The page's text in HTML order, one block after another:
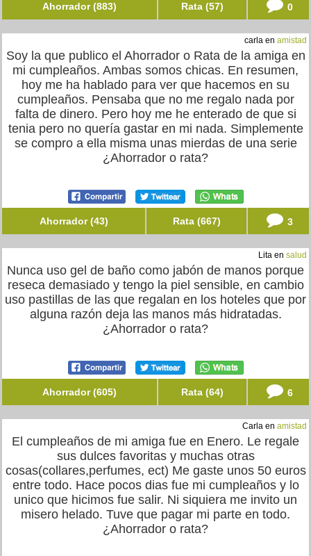
Ahorrador (883) Rata (57) 0
carla en amistad
Soy la que publico el Ahorrador o Rata de la amiga en
mi cumpleaños. Ambas somos chicas. En resumen,
hoy me ha hablado para ver que hacemos en su
cumpleaños. Pensaba que no me regalo nada por
falta de dinero. Pero hoy me he enterado de que si
tenia pero no quería gastar en mi nada. Simplemente
se compro a ella misma unas mierdas de una serie
¿Ahorrador o rata?
Ahorrador (43) Rata (667) 3
Lita en salud
Nunca uso gel de baño como jabón de manos porque
reseca demasiado y tengo la piel sensible, en cambio
uso pastillas de las que regalan en los hoteles que por
alguna razón deja las manos más hidratadas.
¿Ahorrador o rata?
Ahorrador (605) Rata (64) 6
Carla en amistad
El cumpleaños de mi amiga fue en Enero. Le regale
sus dulces favoritas y muchas otras
cosas(collares,perfumes, ect) Me gaste unos 50 euros
entre todo. Hace pocos dias fue mi cumpleaños y lo
unico que hicimos fue salir. Ni siquiera me invito un
misero helado. Tuve que pagar mi parte en todo.
¿Ahorrador o rata?